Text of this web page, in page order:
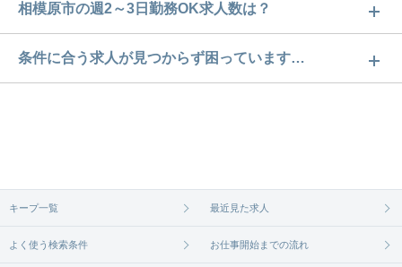
相模原市の週2～3日勤務OK求人数は？
相模原市の週2～3日勤務OK求人数は27件です。どの
ような求人があるかぜひチェックしてみてくださ
条件に合う求人が見つからず困っています…
無料相談の登録はコチラから
キープ一覧 最近見た求人
よく使う検索条件 お仕事開始までの流れ